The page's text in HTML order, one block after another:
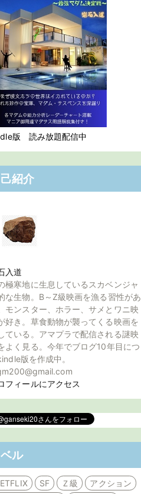
版 読み放題配信中
紹介
入道
極寒地に生息しているスカベンジャ
な生物。B～Z級映画を漁る習性があ
モンスター、ホラー、サメとワニ映
好き。草食動物が襲ってくる映画を
ている。アマプラで配信される謎映
よく見る。今年でブログ10年目につ
版を作成中。
フィールにアクセス
ル
SF Ｚ級
アクション